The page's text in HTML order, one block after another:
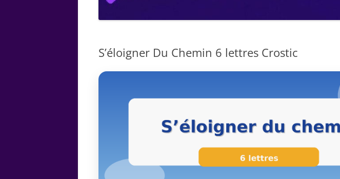
S’éloigner Du Chemin 6 lettres Crostic